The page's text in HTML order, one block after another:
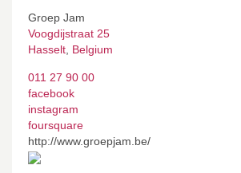
Groep Jam
Voogdijstraat 25
Hasselt Belgium
011 27 90 00
facebook
instagram
foursquare
http://www.groepjam.be/